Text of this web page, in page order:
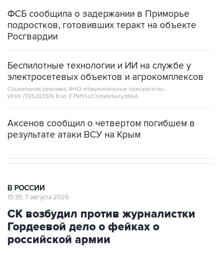
ФСБ сообщила о задержании в Приморье
подростков, готовивших теракт на объекте
Росгвардии
Беспилотные технологии и ИИ на службе у
электросетевых объектов и агрокомплексов
Социальная реклама, АНО «Национальные приоритеты».
ИНН 7725383515 Erid: F7NfYUJCUneVdwcydK6A
Аксенов сообщил о четвертом погибшем в
результате атаки ВСУ на Крым
В РОССИИ
19:39, 7 августа 2026
СК возбудил против журналистки
Гордеевой дело о фейках о
российской армии